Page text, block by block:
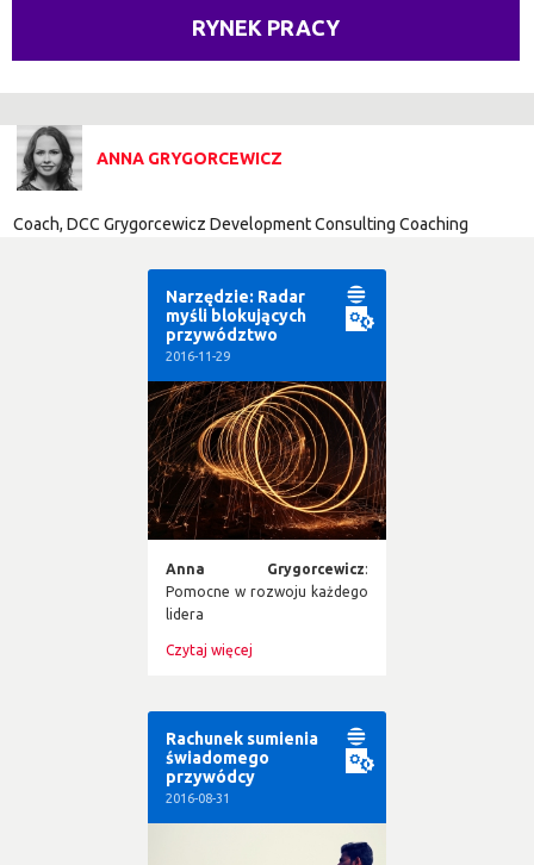
RYNEK PRACY
ANNA GRYGORCEWICZ
Coach, DCC Grygorcewicz Development Consulting Coaching
Narzędzie: Radar
myśli blokujących
przywództwo
2016-11-29
Anna Grygorcewicz:
Pomocne w rozwoju każdego
lidera
Czytaj więcej
Rachunek sumienia
świadomego
przywódcy
2016-08-31